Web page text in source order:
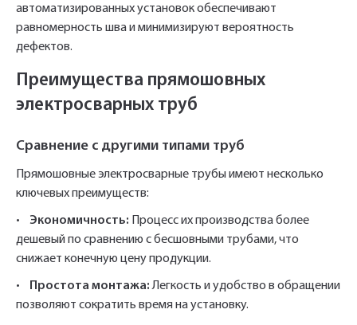
автоматизированных установок обеспечивают
равномерность шва и минимизируют вероятность
дефектов.
Преимущества прямошовных
электросварных труб
Сравнение с другими типами труб
Прямошовные электросварные трубы имеют несколько
ключевых преимуществ:
• Экономичность: Процесс их производства более
дешевый по сравнению с бесшовными трубами, что
снижает конечную цену продукции.
• Простота монтажа:Легкость и удобство в обращении
позволяют сократить время на установку.